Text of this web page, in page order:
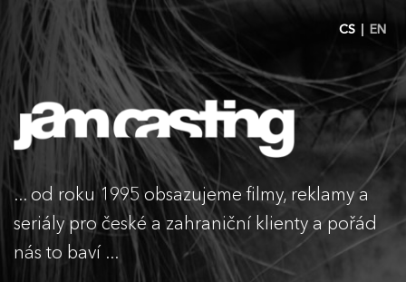
CS EN
JAM CASTING
... od roku 1995 obsazujeme filmy, reklamy a
seriály pro české a zahraniční klienty a pořád
nás to baví ...